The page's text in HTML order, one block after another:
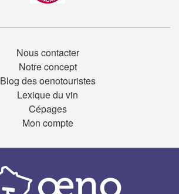
Nous contacter
Notre concept
Blog des oenotouristes
Lexique du vin
Cépages
Mon compte